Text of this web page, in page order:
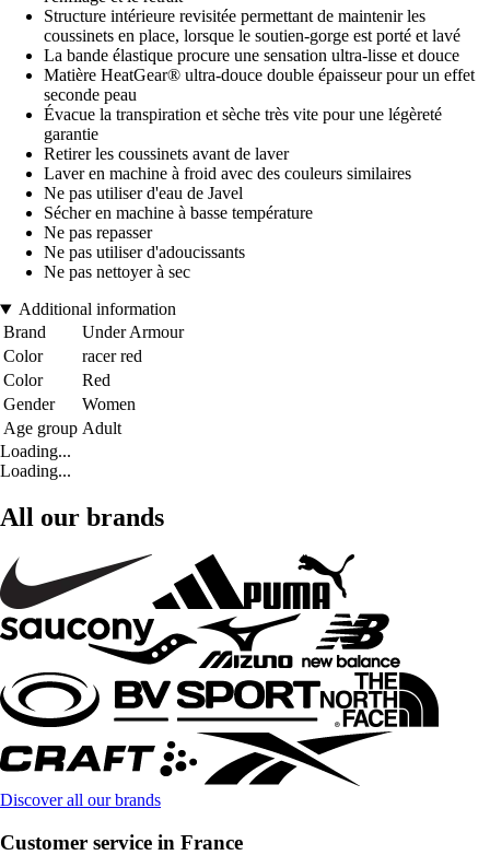
Structure intérieure revisitée permettant de maintenir les
coussinets en place, lorsque le soutien-gorge est porté et lavé
La bande élastique procure une sensation ultra-lisse et douce
Matière HeatGear® ultra-douce double épaisseur pour un effet
seconde peau
Évacue la transpiration et sèche très vite pour une légèreté
garantie
Retirer les coussinets avant de laver
Laver en machine à froid avec des couleurs similaires
Ne pas utiliser d'eau de Javel
Sécher en machine à basse température
Ne pas repasser
Ne pas utiliser d'adoucissants
Ne pas nettoyer à sec
Additional information
Brand
Under Armour
Color
racer red
Color
Red
Gender
Women
Age group Adult
Loading...
Loading...
All our brands
Discover all our brands
Customer service in France